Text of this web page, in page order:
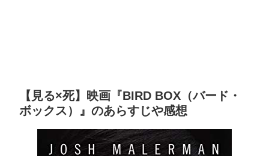
【見る×死】映画『BIRD BOX（バード・
ボックス）』のあらすじや感想